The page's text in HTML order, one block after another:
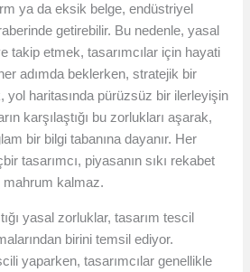
ya da eksik belge, endüstriyel
getirebilir. Bu nedenle, yasal
takip etmek, tasarımcılar için hayati
adımda beklerken, stratejik bir
yol haritasında pürüzsüz bir ilerleyişin
karşılaştığı bu zorlukları aşarak,
bir bilgi tabanına dayanır. Her
tasarımcı, piyasanın sıkı rekabet
mahrum kalmaz.
yasal zorluklar, tasarım tescil
birini temsil ediyor.
yaparken, tasarımcılar genellikle